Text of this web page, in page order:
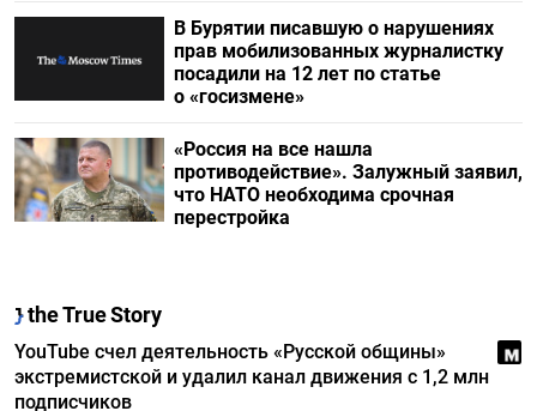
В Бурятии писавшую о нарушениях
прав мобилизованных журналистку
посадили на 12 лет по статье
о «госизмене»
«Россия на все нашла
противодействие». Залужный заявил,
что НАТО необходима срочная
перестройка